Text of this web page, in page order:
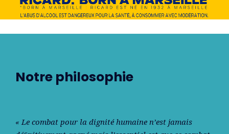
Notre philosophie
« Le combat pour la dignité humaine n’est jamais